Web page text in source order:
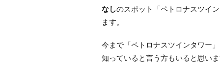
なしのスポット「ペトロナスツイ
ます。
今まで「ペトロナスツインタワー
知っていると言う方もいると思い